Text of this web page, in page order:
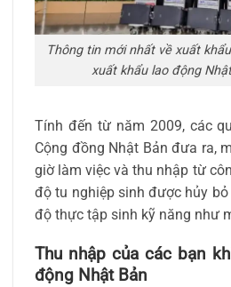
Thông tin mới nhất về xuất
xuất khẩu lao động
Tính đến từ năm 2009, các
Cộng đồng Nhật Bản đưa ra,
giờ làm việc và thu nhập từ
độ tu nghiệp sinh được hủy
độ thực tập sinh kỹ năng như
Thu nhập của các bạn
động Nhật Bản